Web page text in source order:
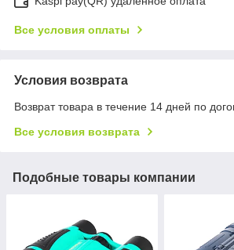
Все условия оплаты
Условия возврата
Возврат товара в течение 14 дней по
Все условия возврата
Подобные товары компании